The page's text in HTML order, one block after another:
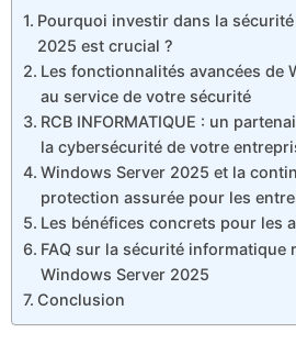
Pourquoi investir dans la
2025 est crucial ?
Les fonctionnalités avancées de
au service de votre sécurité
RCB INFORMATIQUE : un
la cybersécurité de votre
Windows Server 2025 et la
protection assurée pour les
Les bénéfices concrets pour les
FAQ sur la sécurité informatique
Windows Server 2025
Conclusion